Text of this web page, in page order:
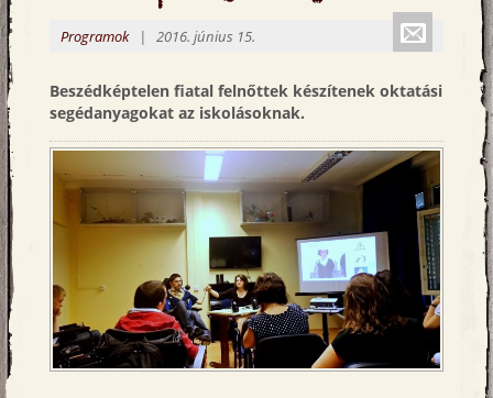
Programok| 2016. június 15.
Beszédképtelen fiatal felnőttek készítenek oktatási
segédanyagokat az iskolásoknak.